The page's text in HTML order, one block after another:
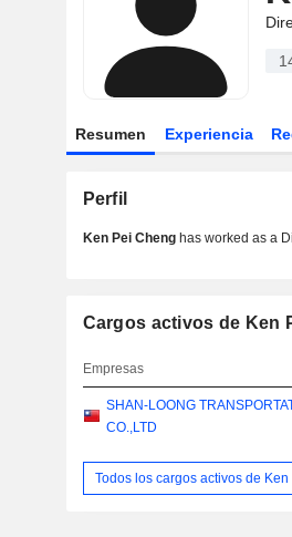
Resumen Experiencia
Perfil
Ken Pei Chenghas worked as a
Cargos activos de Ken
Empresas
SHAN-LOONG
CO.,LTD
Todos los cargos activos de